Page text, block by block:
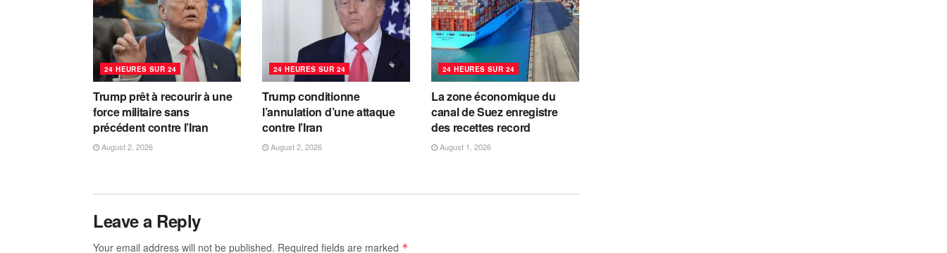
24 HEURES SUR 24
Trump prêt à recourir à une
force militaire sans
précédent contre l’Iran
August 2, 2026
24 HEURES SUR 24
Trump conditionne
l’annulation d’une attaque
contre l’Iran
August 2, 2026
24 HEURES SUR 24
La zone économique du
canal de Suez enregistre
des recettes record
August 1, 2026
Leave a Reply
Your email address will not be published. Required fields are marked *